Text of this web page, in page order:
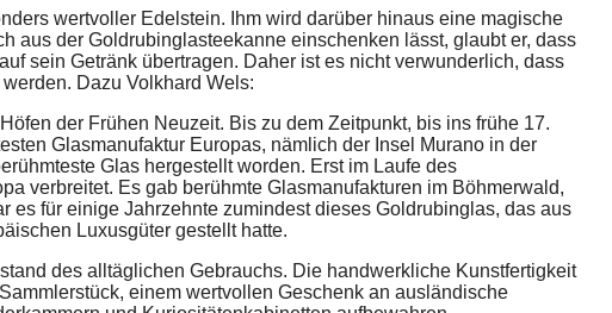
wertvoller Edelstein. Ihm wird darüber hinaus eine magische
aus der Goldrubinglasteekanne einschenken lässt, glaubt er, dass
sein Getränk übertragen. Daher ist es nicht verwunderlich, dass
Dazu Volkhard Wels:
der Frühen Neuzeit. Bis zu dem Zeitpunkt, bis ins frühe 17.
Glasmanufaktur Europas, nämlich der Insel Murano in der
Glas hergestellt worden. Erst im Laufe des
verbreitet. Es gab berühmte Glasmanufakturen im Böhmerwald,
es für einige Jahrzehnte zumindest dieses Goldrubinglas, das aus
Luxusgüter gestellt hatte.
des alltäglichen Gebrauchs. Die handwerkliche Kunstfertigkeit
einem wertvollen Geschenk an ausländische